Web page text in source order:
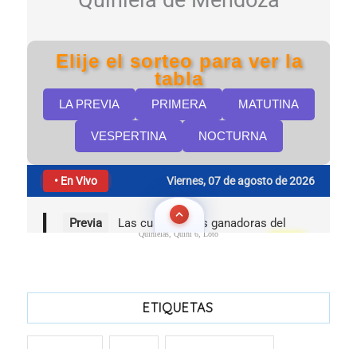
Quinielas, Quini 6, Loto
ETIQUETAS